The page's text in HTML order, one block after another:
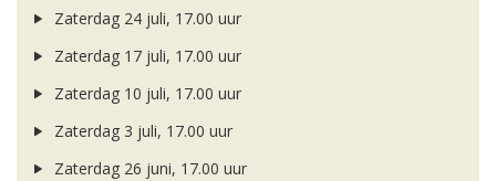
Zaterdag 24 juli, 17.00 uur
Zaterdag 17 juli, 17.00 uur
Zaterdag 10 juli, 17.00 uur
Zaterdag 3 juli, 17.00 uur
Zaterdag 26 juni, 17.00 uur